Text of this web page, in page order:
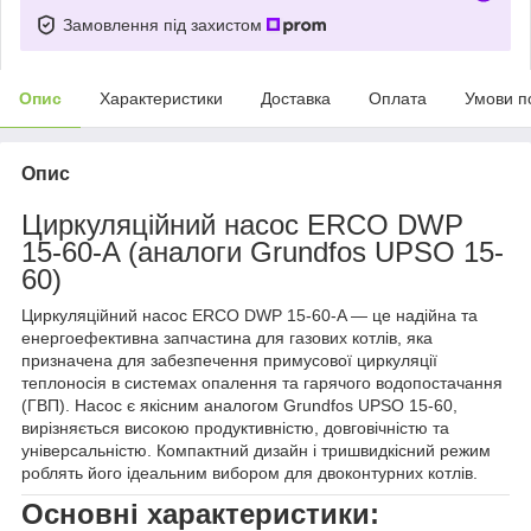
Замовлення під захистом
Опис Характеристики Доставка Оплата Умови
Опис
Циркуляційний насос ERCO DWP
15-60-A (аналоги Grundfos UPSO 15-
60)
Циркуляційний насос ERCO DWP 15-60-A — це надійна та
енергоефективна запчастина для газових котлів, яка
призначена для забезпечення примусової циркуляції
теплоносія в системах опалення та гарячого водопостачання
(ГВП). Насос є якісним аналогом Grundfos UPSO 15-60,
вирізняється високою продуктивністю, довговічністю та
універсальністю. Компактний дизайн і тришвидкісний режим
роблять його ідеальним вибором для двоконтурних котлів.
Основні характеристики: